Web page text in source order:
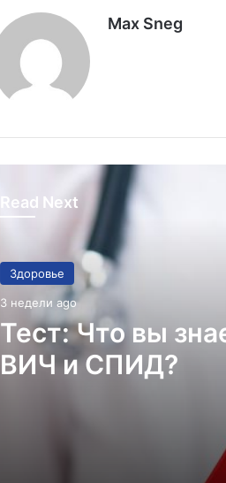
Max Sneg
Read Next
Здоровье
3 недели ago
Тест: Что вы
ВИЧ и СПИД?